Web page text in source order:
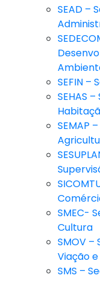
SEAD –
SEFIN –
SEHAS
SEMAP
SMEC-
Cultura
SMOV
Viação
SMS –